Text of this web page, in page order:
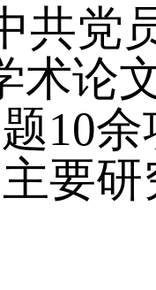
共党
术论
10
要